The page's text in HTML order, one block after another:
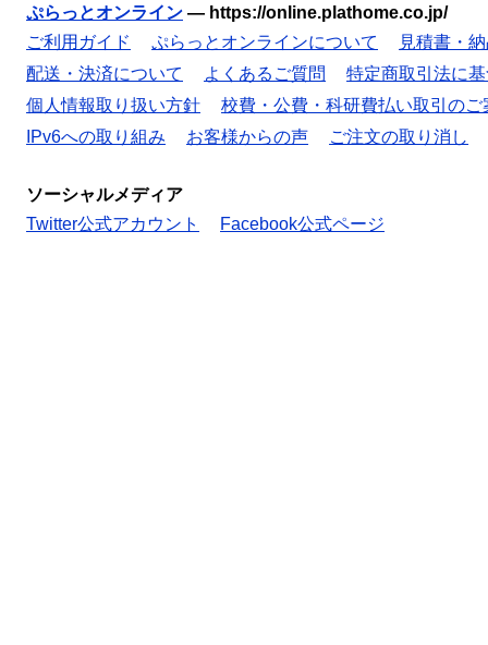
ぷらっとオンライン — https://online.plathome.co.jp/
ご利用ガイド
ぷらっとオンラインについて
見積書・
配送・決済について
よくあるご質問
特定商取引法に
個人情報取り扱い方針
校費・公費・科研費払い取引のご
IPv6への取り組み
お客様からの声 ご注文の取り消し
ソーシャルメディア
Twitter公式アカウント
Facebook公式ページ